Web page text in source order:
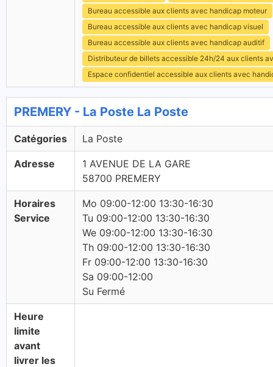
Bureau accessible aux clients avec handicap moteur
Bureau accessible aux clients avec handicap visuel
Bureau accessible aux clients avec handicap auditif
Distributeur de billets accessible 24h/24 aux clients
Espace confidentiel accessible aux clients avec
PREMERY - La Poste La Poste
Catégories La Poste
Adresse
1 AVENUE DE LA GARE
58700 PREMERY
Horaires
Service
Mo 09:00-12:00 13:30-16:30
Tu 09:00-12:00 13:30-16:30
We 09:00-12:00 13:30-16:30
Th 09:00-12:00 13:30-16:30
Fr 09:00-12:00 13:30-16:30
Sa 09:00-12:00
Su Fermé
Heure
limite
avant
livrer les